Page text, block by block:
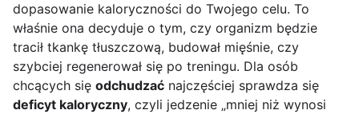
dopasowanie kaloryczności do Twojego celu. To
właśnie ona decyduje o tym, czy organizm będzie
tracił tkankę tłuszczową, budował mięśnie, czy
szybciej regenerował się po treningu. Dla osób
chcących się odchudzać najczęściej sprawdza się
deficyt kaloryczny, czyli jedzenie „mniej niż wynosi